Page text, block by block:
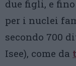
due figli, e
per i nuclei
secondo 700
Isee), come da